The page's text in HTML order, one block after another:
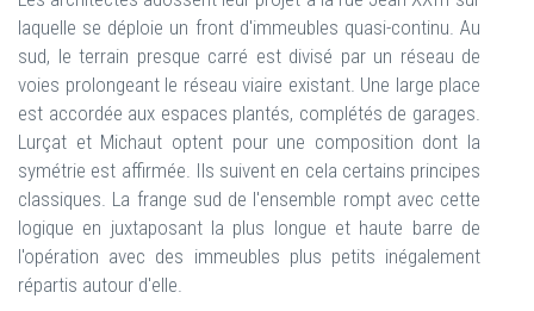
laquelle se déploie un front d'immeubles quasi-continu. Au
sud, le terrain presque carré est divisé par un réseau de
voies prolongeant le réseau viaire existant. Une large place
est accordée aux espaces plantés, complétés de garages.
Lurçat et Michaut optent pour une composition dont la
symétrie est affirmée. Ils suivent en cela certains principes
classiques. La frange sud de l'ensemble rompt avec cette
logique en juxtaposant la plus longue et haute barre de
l'opération avec des immeubles plus petits inégalement
répartis autour d'elle.